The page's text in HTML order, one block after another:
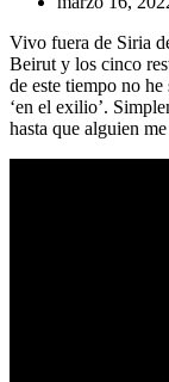
Vivo fuera de Siria
Beirut y los cinco
de este tiempo no
‘en el exilio’.
hasta que alguien